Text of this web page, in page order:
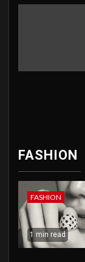
FASHION
FASHION
1 min read